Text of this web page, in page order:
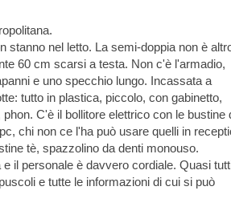
stanno nel letto. La semi-doppia non è
60 cm scarsi a testa. Non c'è l'armadio,
e uno specchio lungo. Incassata a
tutto in plastica, piccolo, con gabinetto,
C'è il bollitore elettrico con le bustine
chi non ce l'ha può usare quelli in
tè, spazzolino da denti monouso.
il personale è davvero cordiale. Quasi
e tutte le informazioni di cui si può